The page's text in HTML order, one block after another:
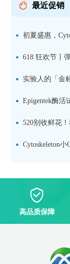
最近促销
初夏盛惠，
品线放价啦！
618 狂欢节丨
实验人的「金
限时一口价，
Epigentek酶活
双赋能，下单
520别收鲜花
卡！
Cytoskeleton
高品质保障